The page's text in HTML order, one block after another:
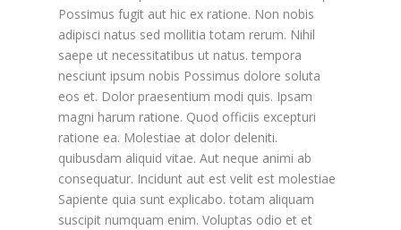
Possimus fugit aut hic ex ratione. Non nobis
adipisci natus sed mollitia totam rerum. Nihil
saepe ut necessitatibus ut natus. tempora
nesciunt ipsum nobis Possimus dolore soluta
eos et. Dolor praesentium modi quis. Ipsam
magni harum ratione. Quod officiis excepturi
ratione ea. Molestiae at dolor deleniti.
quibusdam aliquid vitae. Aut neque animi ab
consequatur. Incidunt aut est velit est molestiae
Sapiente quia sunt explicabo. totam aliquam
suscipit numquam enim. Voluptas odio et et